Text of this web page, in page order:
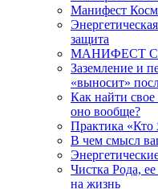
Манифест
защита
МАНИФЕСТ
Заземление и
«выносит»
Как найти свое
оно вообще?
Практика «Кто
В чем смысл
Чистка Рода,
на жизнь